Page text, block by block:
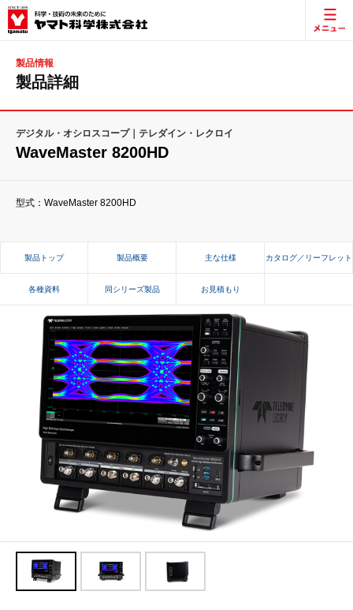
製品情報
製品詳細
デジタル・オシロスコープ｜テレダイン・レクロイ
WaveMaster 8200HD
型式：WaveMaster 8200HD
製品トップ 製品概要 主な仕様 カタログ／リーフレット
各種資料 同シリーズ製品 お見積もり